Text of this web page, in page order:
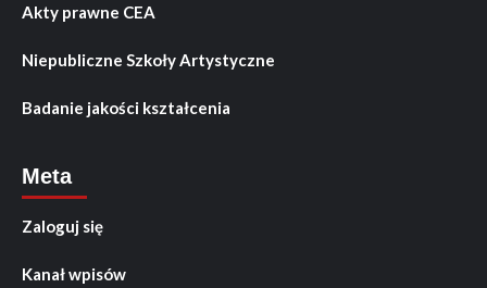
Akty prawne CEA
Niepubliczne Szkoły Artystyczne
Badanie jakości kształcenia
Meta
Zaloguj się
Kanał wpisów